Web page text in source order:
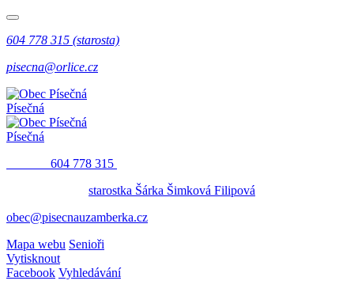
604 778 315 (starosta)
pisecna@orlice.cz
Písečná
Písečná
604 778 315
starostka Šárka Šimková Filipová
obec@pisecnauzamberka.cz
Mapa webu Senioři
Vytisknout
Facebook Vyhledávání